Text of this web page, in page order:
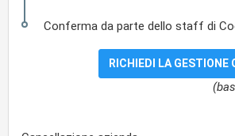
Conferma da parte dello staff di